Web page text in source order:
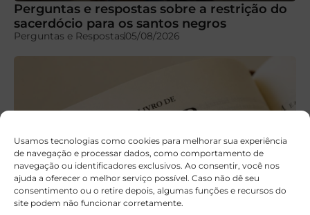
Usamos tecnologias como cookies para melhorar sua experiência
de navegação e processar dados, como comportamento de
navegação ou identificadores exclusivos. Ao consentir, você nos
ajuda a oferecer o melhor serviço possível. Caso não dê seu
consentimento ou o retire depois, algumas funções e recursos do
site podem não funcionar corretamente.
Perguntas e respostas sobre a restrição do
sacerdócio para os santos negros
Perguntas e Respostas05/08/2026